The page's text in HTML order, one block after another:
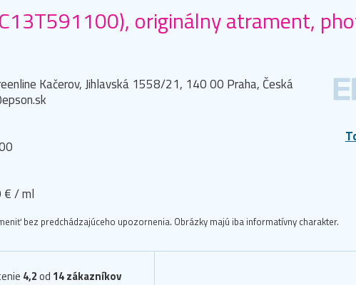
originálny atrament,
Kačerov, Jihlavská 1558/21, 140 00 Praha, Česká
€ / ml
bez predchádzajúceho upozornenia. Obrázky majú iba informatívny charakter.
4,2od 14zákazníkov